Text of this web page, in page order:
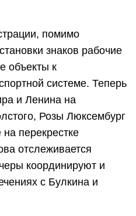
помимо
знаков рабочие
объекты к
системе. Теперь
и Ленина на
Розы Люксембург
на перекрестке
отслеживается
координируют и
с Булкина и